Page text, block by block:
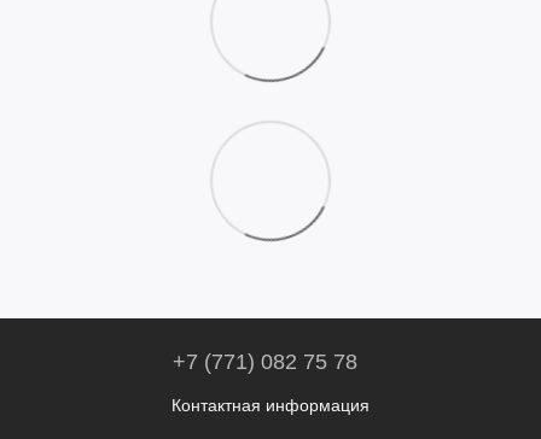
+7 (771) 082 75 78
Контактная информация